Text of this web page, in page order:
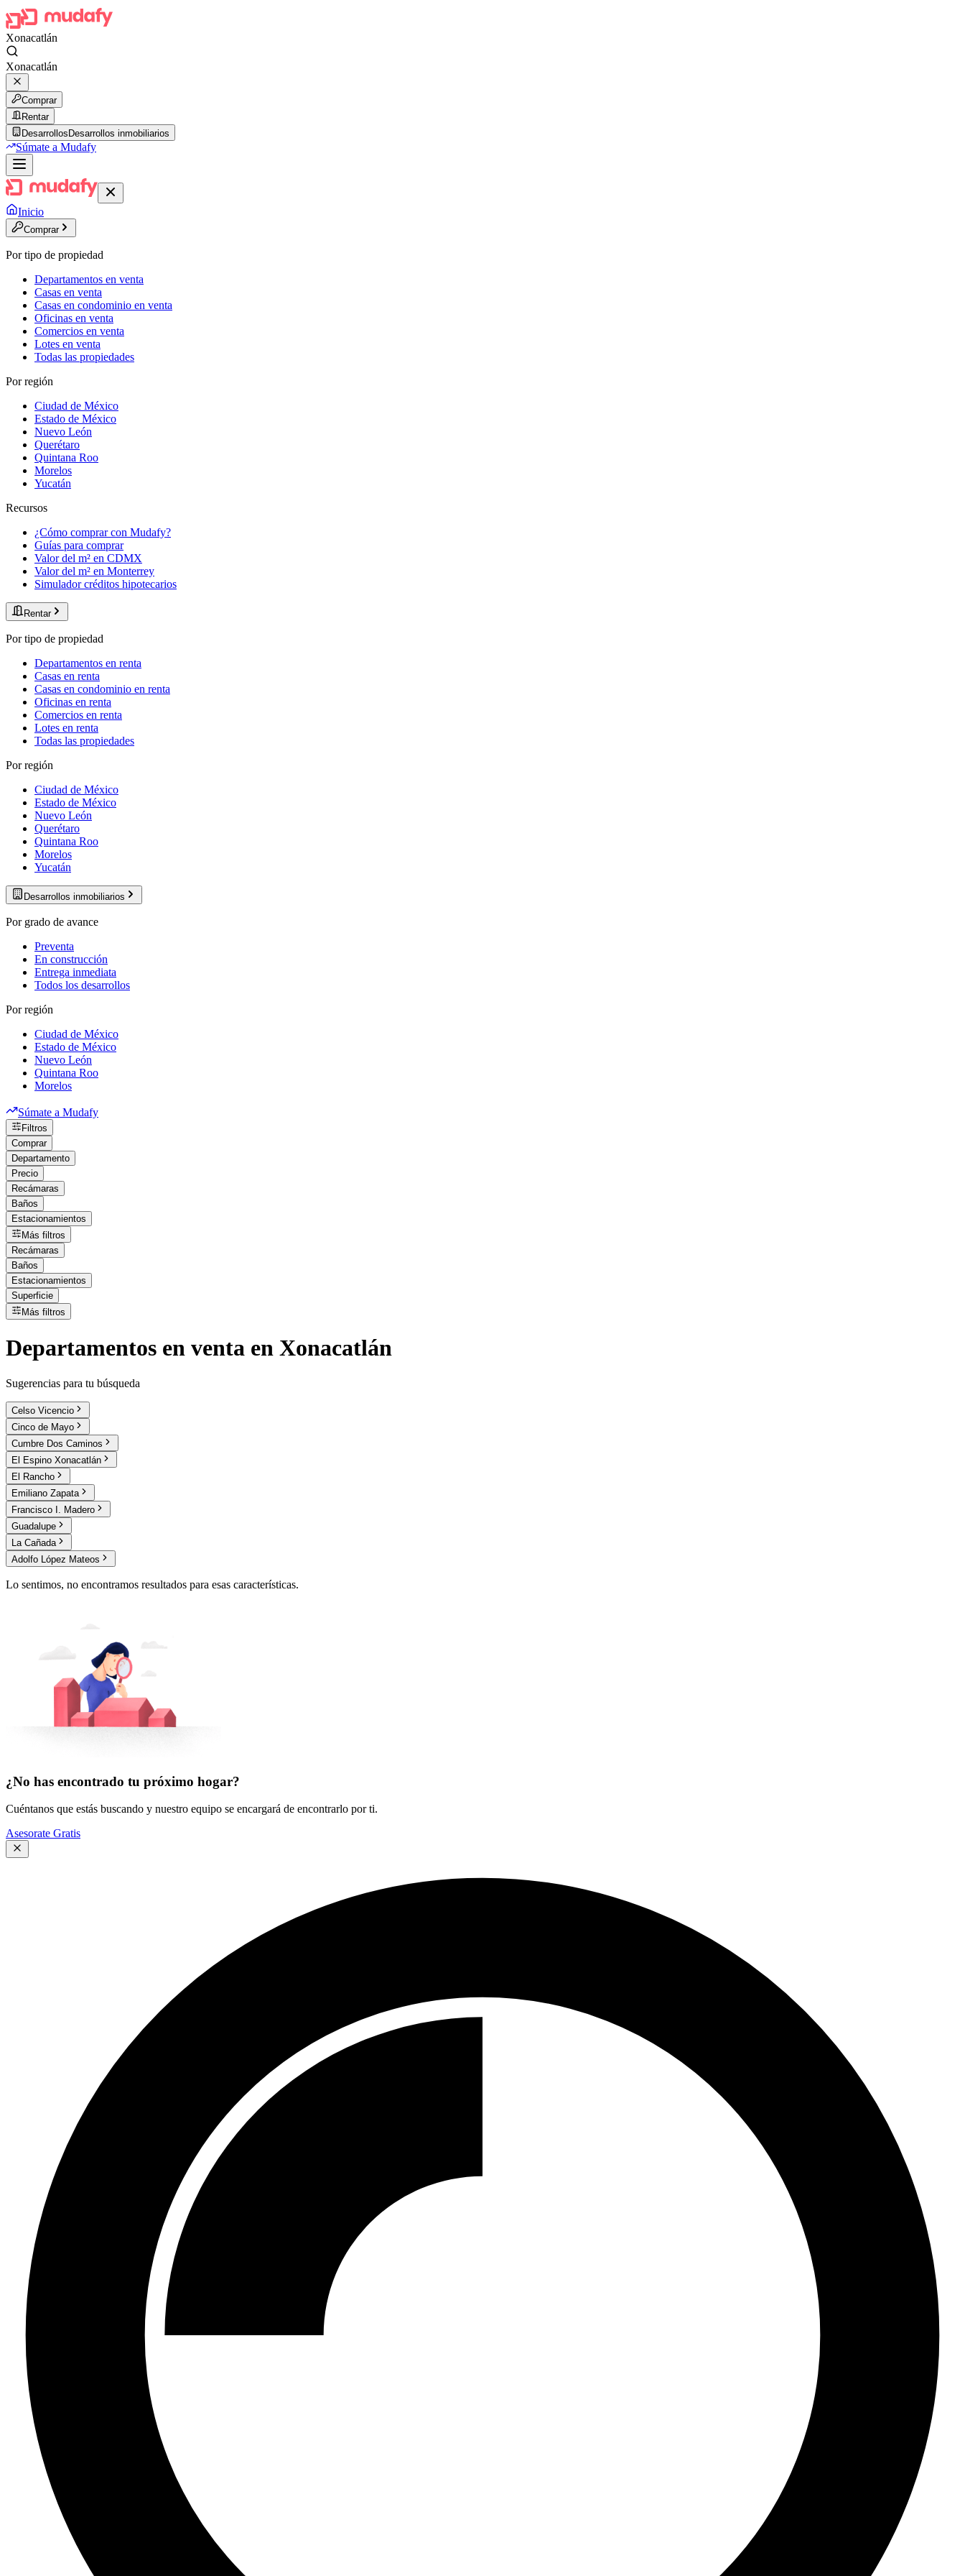
Xonacatlán
Xonacatlán
Comprar
Rentar
Desarrollos Desarrollos inmobiliarios
Súmate a Mudafy
Inicio
Comprar
Por tipo de propiedad
Departamentos en venta
Casas en venta
Casas en condominio en venta
Oficinas en venta
Comercios en venta
Lotes en venta
Todas las propiedades
Por región
Ciudad de México
Estado de México
Nuevo León
Querétaro
Quintana Roo
Morelos
Yucatán
Recursos
¿Cómo comprar con Mudafy?
Guías para comprar
Valor del m² en CDMX
Valor del m² en Monterrey
Simulador créditos hipotecarios
Rentar
Por tipo de propiedad
Departamentos en renta
Casas en renta
Casas en condominio en renta
Oficinas en renta
Comercios en renta
Lotes en renta
Todas las propiedades
Por región
Ciudad de México
Estado de México
Nuevo León
Querétaro
Quintana Roo
Morelos
Yucatán
Desarrollos inmobiliarios
Por grado de avance
Preventa
En construcción
Entrega inmediata
Todos los desarrollos
Por región
Ciudad de México
Estado de México
Nuevo León
Quintana Roo
Morelos
Súmate a Mudafy
Filtros
Comprar
Departamento
Precio
Recámaras
Baños
Estacionamientos
Más filtros
Recámaras
Baños
Estacionamientos
Superficie
Más filtros
Departamentos en venta en Xonacatlán
Sugerencias para tu búsqueda
Celso Vicencio
Cinco de Mayo
Cumbre Dos Caminos
El Espino Xonacatlán
El Rancho
Emiliano Zapata
Francisco I. Madero
Guadalupe
La Cañada
Adolfo López Mateos
Lo sentimos, no encontramos resultados para esas características.
¿No has encontrado tu próximo hogar?
Cuéntanos que estás buscando y nuestro equipo se encargará de encontrarlo por ti.
Asesorate Gratis